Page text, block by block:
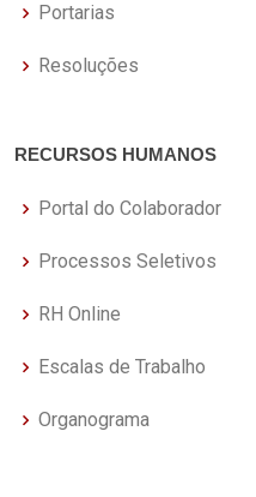
Portarias
Resoluções
RECURSOS HUMANOS
Portal do Colaborador
Processos Seletivos
RH Online
Escalas de Trabalho
Organograma